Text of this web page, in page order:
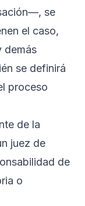
se
el caso,
demás
se definirá
proceso
de la
juez de
de
o